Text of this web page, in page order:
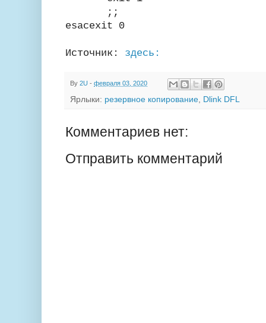
;;
esacexit 0
Источник: здесь:
By 2U - февраля 03, 2020
Ярлыки: резервное копирование Dlink DFL
Комментариев нет:
Отправить комментарий